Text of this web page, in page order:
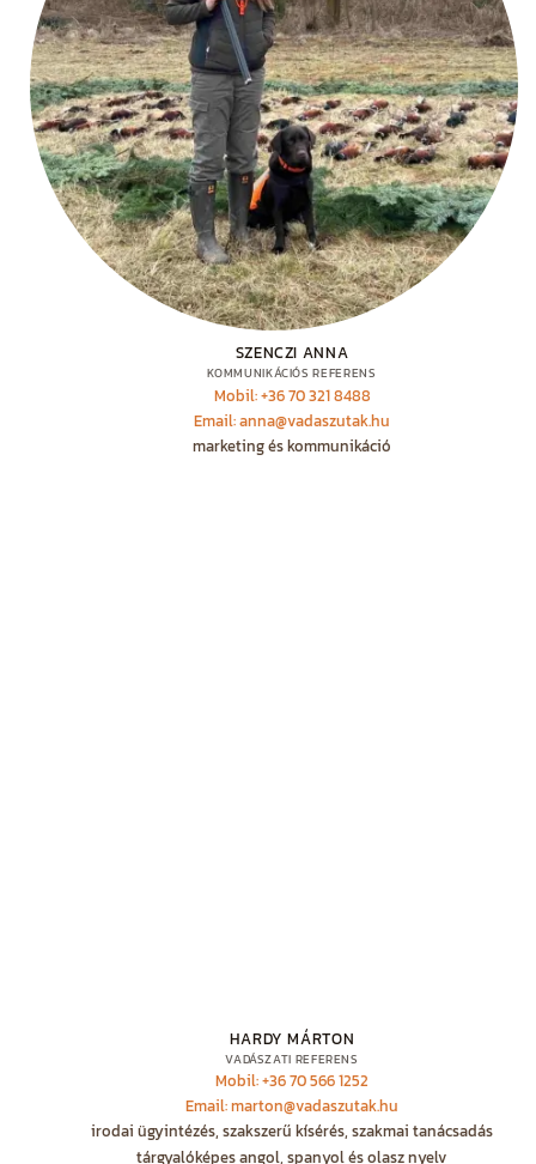
SZENCZI ANNA
KOMMUNIKÁCIÓS REFERENS
Mobil: +36 70 321 8488
Email: anna@vadaszutak.hu
marketing és kommunikáció
HARDY MÁRTON
VADÁSZATI REFERENS
Mobil: +36 70 566 1252
Email: marton@vadaszutak.hu
irodai ügyintézés, szakszerű kísérés, szakmai tanácsadás
tárgyalóképes angol, spanyol és olasz nyelv